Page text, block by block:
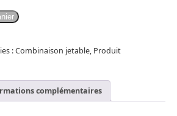
:Combinaison jetable, Produit
complémentaires